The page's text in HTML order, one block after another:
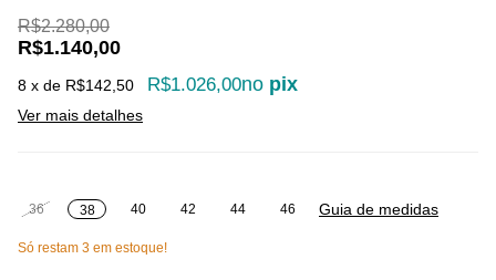
R$2.280,00
R$1.140,00
8 x de R$142,50 R$1.026,00no pix
Ver mais detalhes
36 38 40 42 44 46 Guia de medidas
Só restam 3 em estoque!